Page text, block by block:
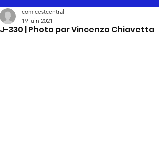
J-330 | Photo par Vincenzo Chiavetta
com cestcentral
19 juin 2021